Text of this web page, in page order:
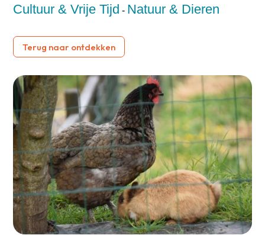
Cultuur & Vrije Tijd - Natuur & Dieren
Terug naar ontdekken